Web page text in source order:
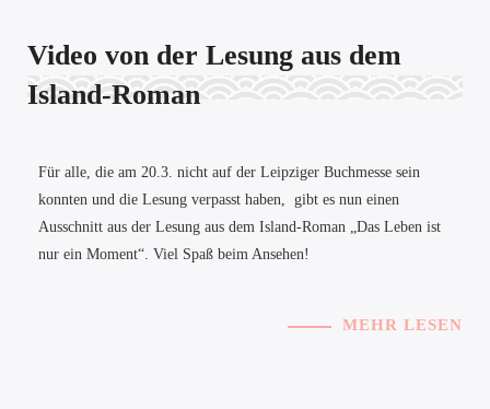
Video von der Lesung aus dem
Island-Roman
Für alle, die am 20.3. nicht auf der Leipziger Buchmesse sein
konnten und die Lesung verpasst haben, gibt es nun einen
Ausschnitt aus der Lesung aus dem Island-Roman „Das Leben ist
nur ein Moment“. Viel Spaß beim Ansehen!
MEHR LESEN